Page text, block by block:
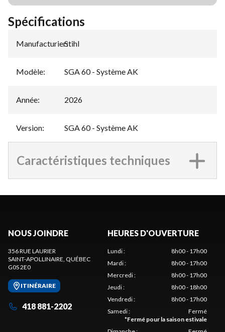
Spécifications
Manufacturier:
Stihl
Modèle: SGA 60 - Système AK
Année: 2026
Version: SGA 60 - Système AK
Caractéristiques techniques
NOUS JOINDRE
356 RUE LAURIER
SAINT-APOLLINAIRE, QUÉBEC
G0S 2E0
ITINÉRAIRE
418 881-2202
HEURES D'OUVERTURE
Lundi:
8h00 - 17h00
Mardi:
8h00 - 17h00
Mercredi:
8h00 - 17h00
Jeudi:
8h00 - 18h00
Vendredi:
8h00 - 17h00
Samedi:
Fermé
*Fermé pour la saison estivale